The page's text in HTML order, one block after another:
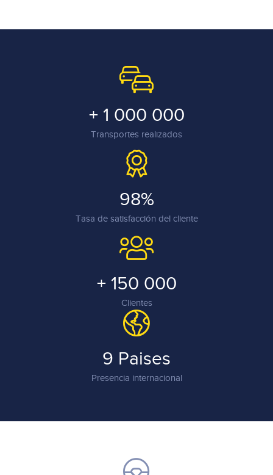
+ 1 000 000
Transportes realizados
98%
Tasa de satisfacción del cliente
+ 150 000
Clientes
9 Paises
Presencia internacional